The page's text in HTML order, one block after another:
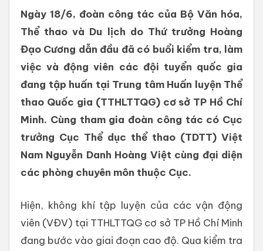
​Ngày 18/6, đoàn công tác của Bộ Văn hóa,
Thể thao và Du lịch do Thứ trưởng Hoàng
Đạo Cương dẫn đầu đã có buổi kiểm tra, làm
việc và động viên các đội tuyển quốc gia
đang tập huấn tại Trung tâm Huấn luyện Thể
thao Quốc gia (TTHLTTQG) cơ sở TP Hồ Chí
Minh. Cùng tham gia đoàn công tác có Cục
trưởng Cục Thể dục thể thao (TDTT) Việt
Nam Nguyễn Danh Hoàng Việt cùng đại diện
các phòng chuyên môn thuộc Cục.
Hiện, không khí tập luyện của các vận động
viên (VĐV) tại TTHLTTQG cơ sở TP Hồ Chí Minh
đang bước vào giai đoạn cao độ. Qua kiểm tra